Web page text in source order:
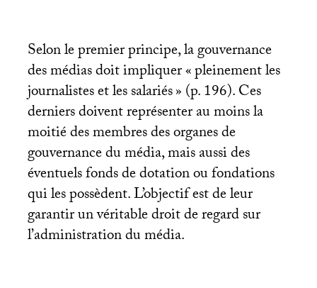
Selon le premier principe, la gouvernance
des médias doit impliquer «pleinement les
journalistes et les salariés» (p. 196). Ces
derniers doivent représenter au moins la
moitié des membres des organes de
gouvernance du média, mais aussi des
éventuels fonds de dotation ou fondations
qui les possèdent. L’objectif est de leur
garantir un véritable droit de regard sur
l’administration du média.